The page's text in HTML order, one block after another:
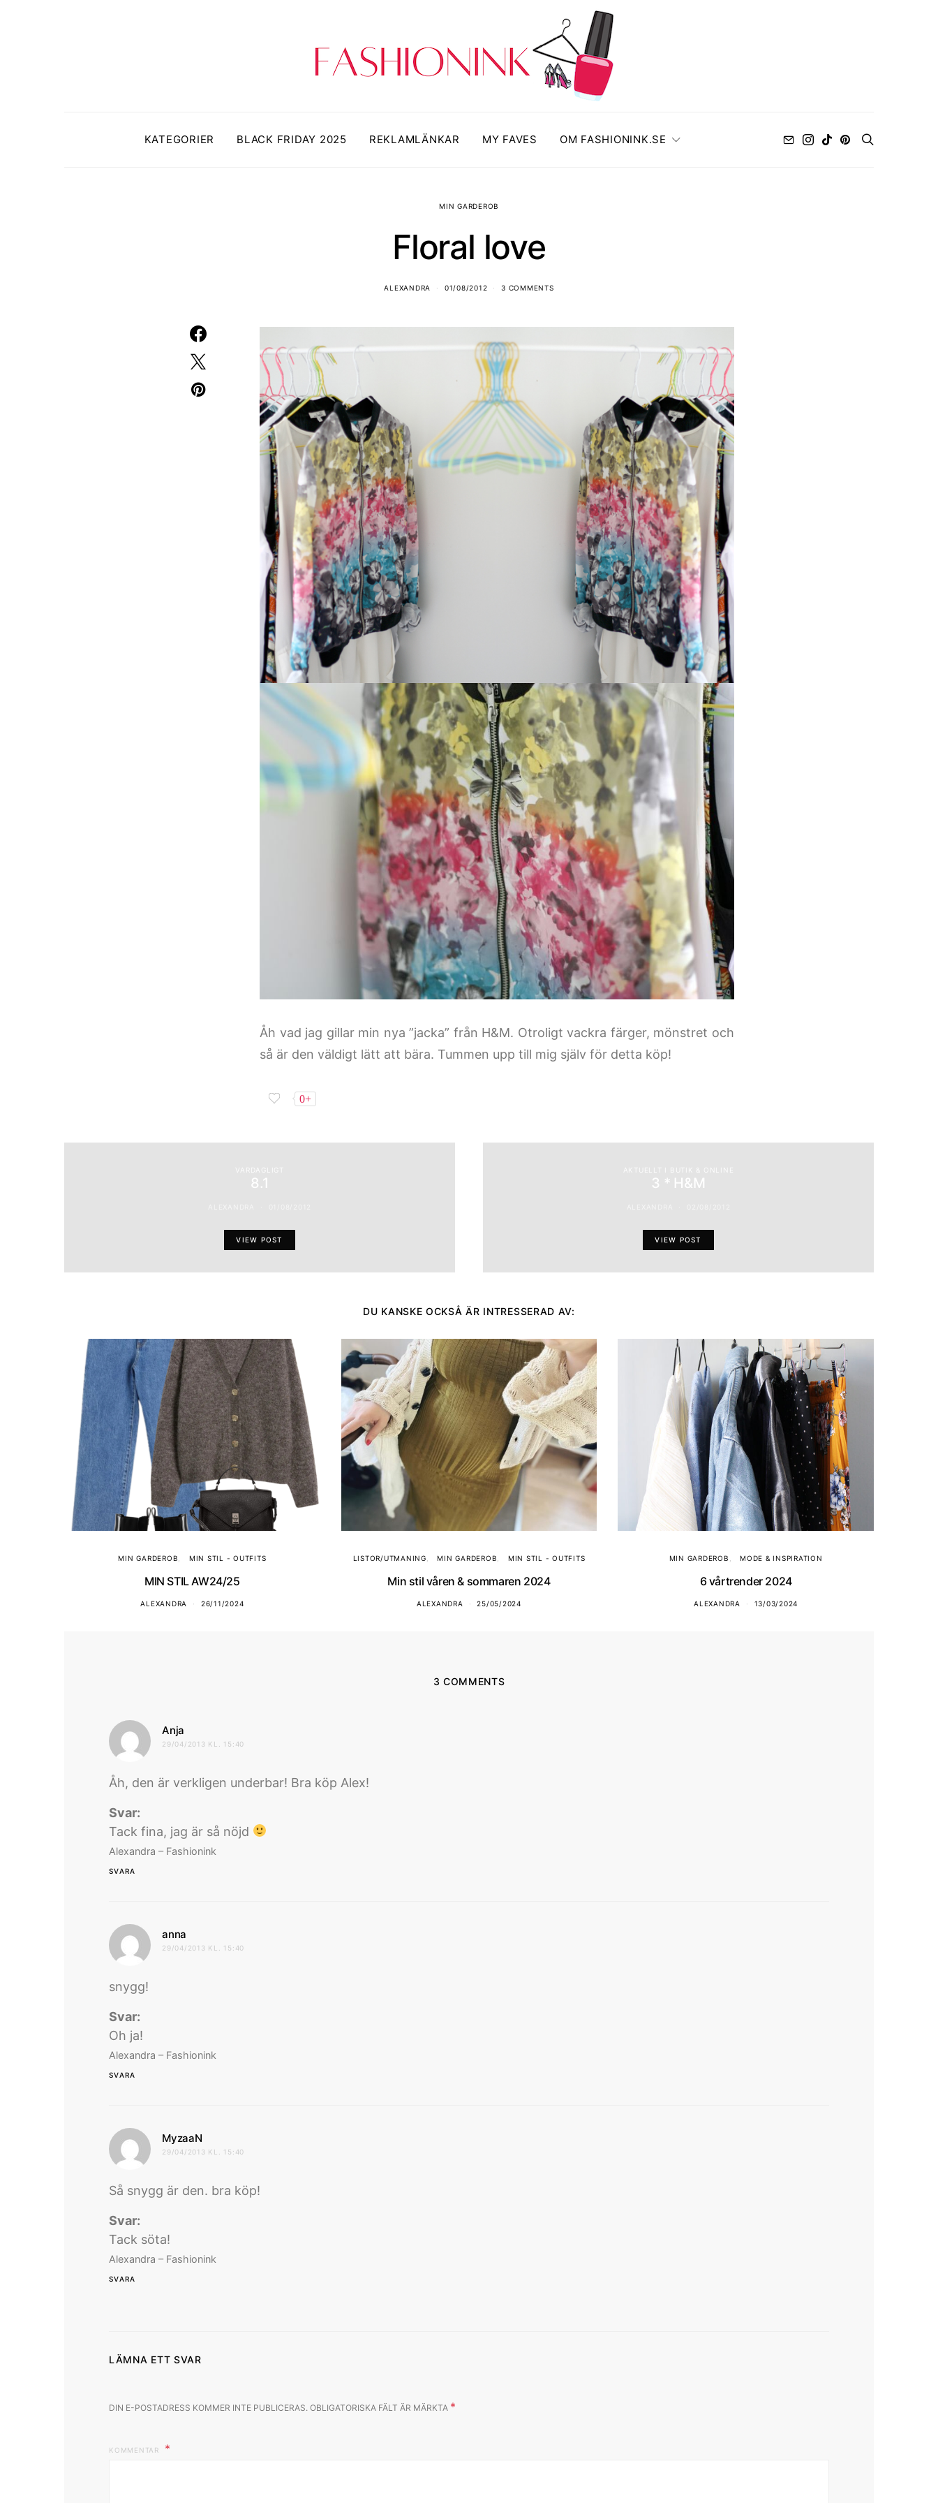
KATEGORIER BLACK FRIDAY 2025 REKLAMLÄNKAR MY FAVES OM FASHIONINK.SE
MIN GARDEROB
Floral love
ALEXANDRA 01/08/2012 3 COMMENTS
Åh vad jag gillar min nya ”jacka” från H&M. Otroligt vackra färger, mönstret och
så är den väldigt lätt att bära. Tummen upp till mig själv för detta köp!
0+
VARDAGLIGT
8.1
VIEW POST
AKTUELLT I BUTIK & ONLINE
3 * H&M
VIEW POST
DU KANSKE OCKSÅ ÄR INTRESSERAD AV:
MIN GARDEROB MIN STIL - OUTFITS
MIN STIL AW24/25
ALEXANDRA 26/11/2024
LISTOR/UTMANING MIN GARDEROB MIN STIL - OUTFITS
Min stil våren & sommaren 2024
ALEXANDRA 25/05/2024
MIN GARDEROB MODE & INSPIRATION
6 vårtrender 2024
ALEXANDRA 13/03/2024
3 COMMENTS
Anja
29/04/2013 KL. 15:40
Åh, den är verkligen underbar! Bra köp Alex!
Svar:
Tack fina, jag är så nöjd
Alexandra – Fashionink
SVARA
anna
29/04/2013 KL. 15:40
snygg!
Svar:
Oh ja!
Alexandra – Fashionink
SVARA
MyzaaN
29/04/2013 KL. 15:40
Så snygg är den. bra köp!
Svar:
Tack söta!
Alexandra – Fashionink
SVARA
LÄMNA ETT SVAR
DIN E-POSTADRESS KOMMER INTE PUBLICERAS. OBLIGATORISKA FÄLT ÄR MÄRKTA *
KOMMENTAR